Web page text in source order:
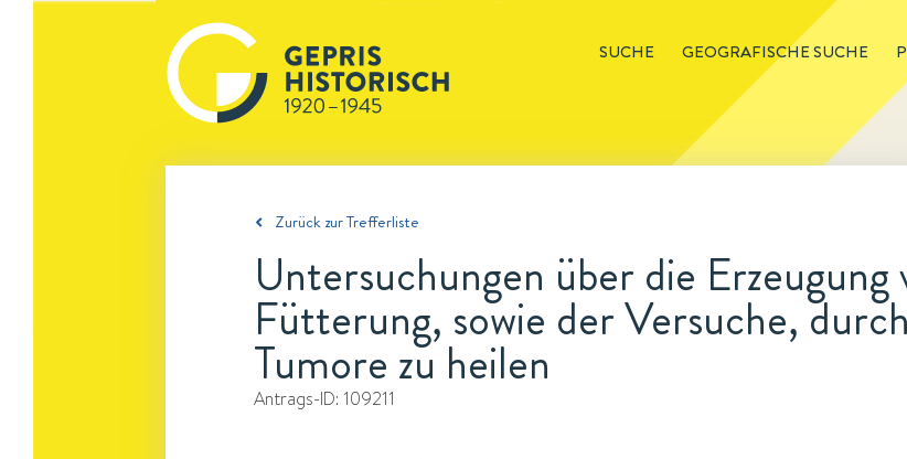
SUCHE GEOGRAFISCHE SUCHE
Zurück zur Trefferliste
Untersuchungen über die
Fütterung, sowie der Versuche,
Tumore zu heilen
Antrags-ID: 109211